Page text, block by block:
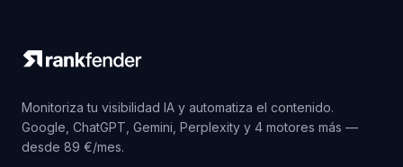
Monitoriza tu visibilidad IA y automatiza el contenido.
Google, ChatGPT, Gemini, Perplexity y 4 motores más —
desde 89 €/mes.